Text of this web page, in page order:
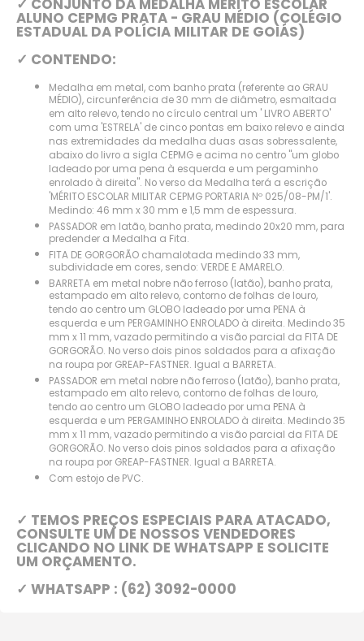
ALUNO CEPMG PRATA - GRAU MÉDIO (COLÉGIO
ESTADUAL DA POLÍCIA MILITAR DE GOIÁS)
✓ CONTENDO:
Medalha em metal, com banho prata (referente ao GRAU
MÉDIO), circunferência de 30 mm de diâmetro, esmaltada
em alto relevo, tendo no círculo central um ' LIVRO ABERTO'
com uma 'ESTRELA' de cinco pontas em baixo relevo e ainda
nas extremidades da medalha duas asas sobressalente,
abaixo do livro a sigla CEPMG e acima no centro ''um globo
ladeado por uma pena à esquerda e um pergaminho
enrolado à direita''. No verso da Medalha terá a escrição
'MÉRITO ESCOLAR MILITAR CEPMG PORTARIA Nº 025/08-PM/1'.
Medindo: 46 mm x 30 mm e 1,5 mm de espessura.
PASSADOR em latão, banho prata, medindo 20x20 mm, para
predender a Medalha a Fita.
FITA DE GORGORÃO chamalotada medindo 33 mm,
subdividade em cores, sendo: VERDE E AMARELO.
BARRETA em metal nobre não ferroso (latão), banho prata,
estampado em alto relevo, contorno de folhas de louro,
tendo ao centro um GLOBO ladeado por uma PENA à
esquerda e um PERGAMINHO ENROLADO à direita. Medindo 35
mm x 11 mm, vazado permitindo a visão parcial da FITA DE
GORGORÃO. No verso dois pinos soldados para a afixação
na roupa por GREAP-FASTNER. Igual a BARRETA.
PASSADOR em metal nobre não ferroso (latão), banho prata,
estampado em alto relevo, contorno de folhas de louro,
tendo ao centro um GLOBO ladeado por uma PENA à
esquerda e um PERGAMINHO ENROLADO à direita. Medindo 35
mm x 11 mm, vazado permitindo a visão parcial da FITA DE
GORGORÃO. No verso dois pinos soldados para a afixação
na roupa por GREAP-FASTNER. Igual a BARRETA.
Com estojo de PVC.
✓ TEMOS PREÇOS ESPECIAIS PARA ATACADO,
CONSULTE UM DE NOSSOS VENDEDORES
CLICANDO NO LINK DE WHATSAPP E SOLICITE
UM ORÇAMENTO.
✓ WHATSAPP : (62) 3092-0000